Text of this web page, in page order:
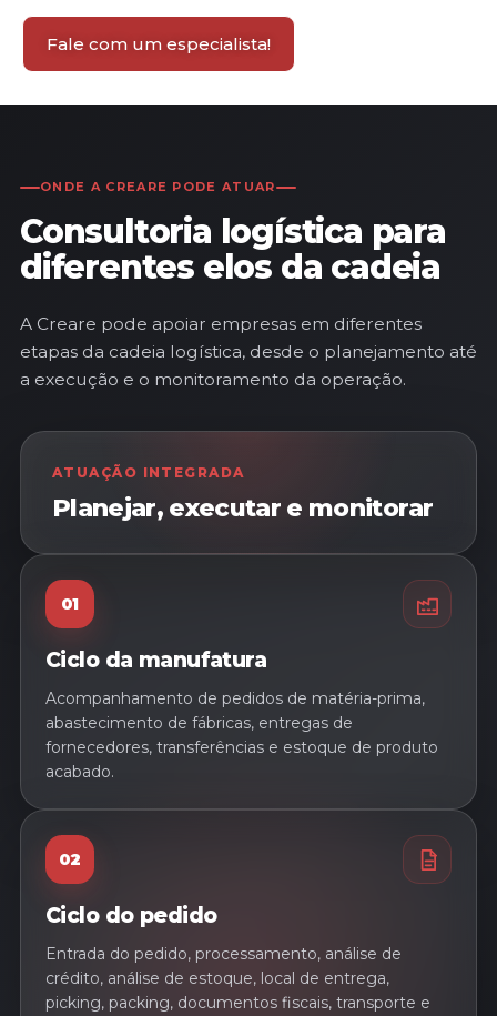
Fale com um especialista!
ONDE A CREARE PODE ATUAR
Consultoria logística para
diferentes elos da cadeia
A Creare pode apoiar empresas em diferentes
etapas da cadeia logística, desde o planejamento até
a execução e o monitoramento da operação.
ATUAÇÃO INTEGRADA
Planejar, executar e monitorar
01
Ciclo da manufatura
Acompanhamento de pedidos de matéria-prima,
abastecimento de fábricas, entregas de
fornecedores, transferências e estoque de produto
acabado.
02
Ciclo do pedido
Entrada do pedido, processamento, análise de
crédito, análise de estoque, local de entrega,
picking, packing, documentos fiscais, transporte e